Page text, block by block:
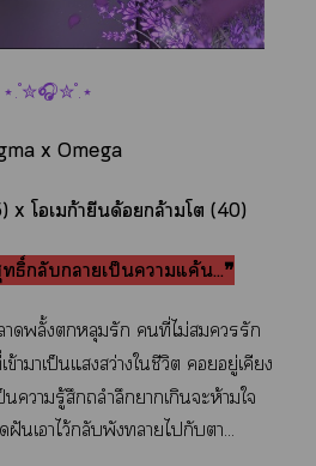
⋆.˚✮🎧✮˚.⋆
x Omega
x โเก้ายีนด้อยกล้ามโ (40)
ธิ์กลับกลายเป็นาแค้น...❞
พลั้งหลุมรัก คนที่ไม่รัก
าาเป็นแสว่างใชีวิต อยู่เคียง
นารู้สึกถลำลึกาเกินะห้ามใ
นเาไว้กลับพังาไกับา...